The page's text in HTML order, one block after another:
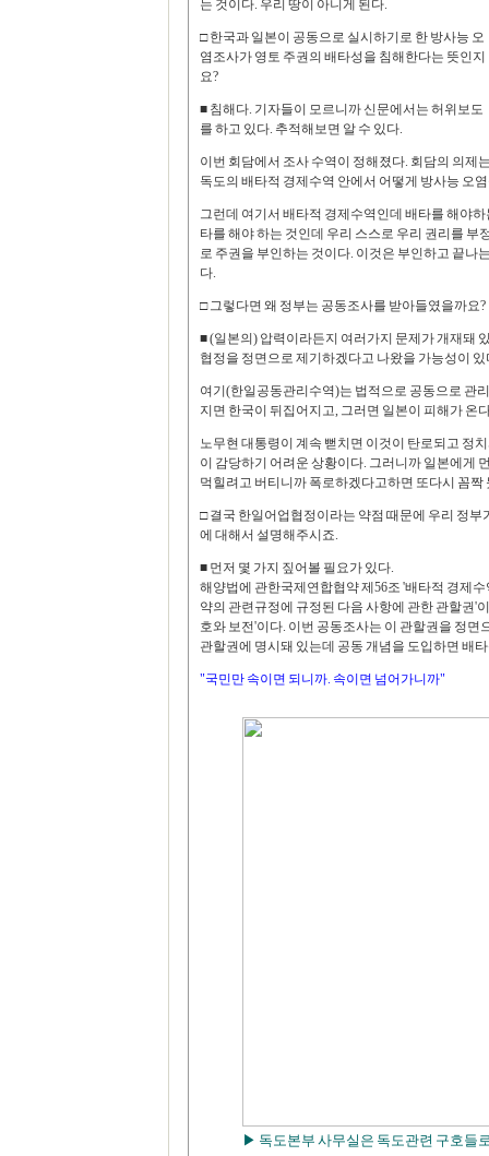
는 것이다. 우리 땅이 아니게 된다.
□ 한국과 일본이 공동으로 실시하기로 한 방사능 오
염조사가 영토 주권의 배타성을 침해한다는 뜻인지
요?
■ 침해다. 기자들이 모르니까 신문에서는 허위보도
를 하고 있다. 추적해보면 알 수 있다.
이번 회담에서 조사 수역이 정해졌다. 회담의 의제
독도의 배타적 경제수역 안에서 어떻게 방사능 오
그런데 여기서 배타적 경제수역인데 배타를 해야
타를 해야 하는 것인데 우리 스스로 우리 권리를
로 주권을 부인하는 것이다. 이것은 부인하고 끝나
다.
□ 그렇다면 왜 정부는 공동조사를 받아들였을까요?
■ (일본의) 압력이라든지 여러가지 문제가 개재돼
협정을 정면으로 제기하겠다고 나왔을 가능성이 있
여기(한일공동관리수역)는 법적으로 공동으로 관
지면 한국이 뒤집어지고, 그러면 일본이 피해가 온
노무현 대통령이 계속 뻗치면 이것이 탄로되고 정
이 감당하기 어려운 상황이다. 그러니까 일본에게
먹힐려고 버티니까 폭로하겠다고하면 또다시 꼼짝
□ 결국 한일어업협정이라는 약점 때문에 우리 정
에 대해서 설명해주시죠.
■ 먼저 몇 가지 짚어볼 필요가 있다.
해양법에 관한국제연합협약 제56조 '배타적 경제
약의 관련규정에 규정된 다음 사항에 관한 관할권'
호와 보전'이다. 이번 공동조사는 이 관할권을 정면
관할권에 명시돼 있는데 공동 개념을 도입하면 배
"국민만 속이면 되니까. 속이면 넘어가니까"
▶ 독도본부 사무실은 독도관련 구호들